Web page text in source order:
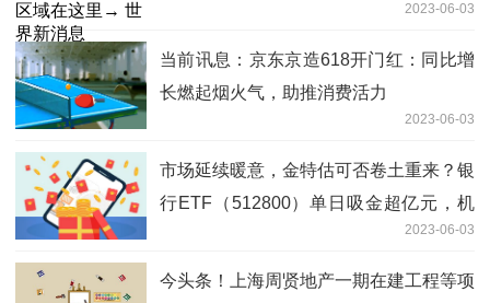
2023-06-03
当前讯息：京东京造618开门红：同比增
长燃起烟火气，助推消费活力
2023-06-03
市场延续暖意，金特估可否卷土重来？银
行ETF（512800）单日吸金超亿元，机
2023-06-03
今头条！上海周贤地产一期在建工程等项